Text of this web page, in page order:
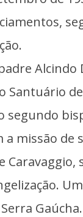
a missão de
Caravaggio,